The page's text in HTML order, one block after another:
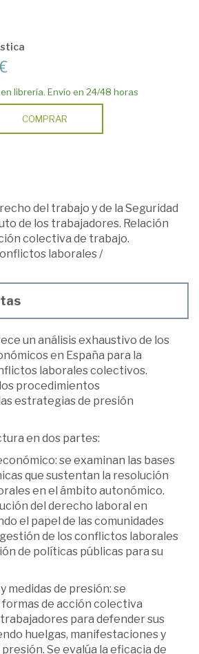
librería. Envío en 24/48 horas
COMPRAR
del trabajo y de la Seguridad
de los trabajadores. Relación
colectiva de trabajo.
laborales/
un análisis exhaustivo de los
en España para la
laborales colectivos.
procedimientos
estrategias de presión
en dos partes:
se examinan las bases
que sustentan la resolución
en el ámbito autonómico.
del derecho laboral en
el papel de las comunidades
de los conflictos laborales
de políticas públicas para su
medidas de presión: se
de acción colectiva
para defender sus
huelgas, manifestaciones y
Se evalúa la eficacia de